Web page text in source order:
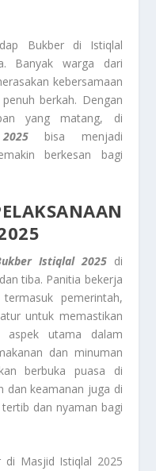
Bukber di Istiqlal
Banyak warga dari
kebersamaan
berkah. Dengan
yang matang, di
bisa menjadi
berkesan bagi
Istiqlal 2025 di
tiba. Panitia bekerja
pemerintah,
untuk memastikan
aspek utama dalam
dan minuman
berbuka puasa di
dan keamanan juga di
dan nyaman bagi
di Masjid Istiqlal 2025